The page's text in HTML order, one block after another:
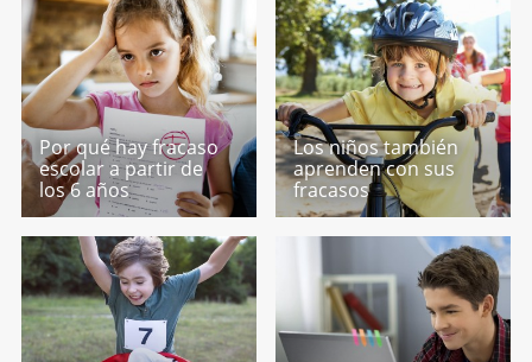
Por qué hay fracaso
escolar a partir de
los 6 años
Los niños también
aprenden con sus
fracasos